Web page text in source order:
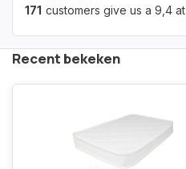
171 customers give us a 9,4 at
Recent bekeken